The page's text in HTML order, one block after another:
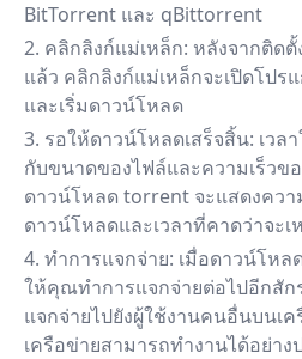
BitTorrent และ qBittorrent
คลิกลิงก์แม่เหล็ก: หลังจากติด
แล้ว คลิกลิงก์แม่เหล็กจะเปิดโป
และเริ่มดาวน์โหลด
รอให้ดาวน์โหลดเสร็จสิ้น: เว
กับขนาดของไฟล์และความเร็วข
ดาวน์โหลด torrent จะแสดงคว
ดาวน์โหลดและเวลาที่คาดว่าจะ
ทำการแจกจ่าย: เมื่อดาวน์โห
ให้คุณทำการแจกจ่ายต่อไปอีกสัก
แจกจ่ายไปยังผู้ใช้งานคนอื่นบนเ
เครือข่ายสามารถทำงานได้อย่า